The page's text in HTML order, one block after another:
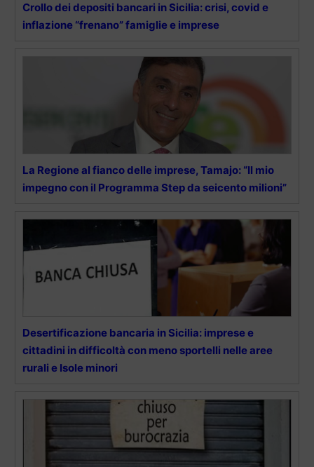
Crollo dei depositi bancari in Sicilia: crisi, covid e
inflazione “frenano” famiglie e imprese
La Regione al fianco delle imprese, Tamajo: “Il mio
impegno con il Programma Step da seicento milioni”
Desertificazione bancaria in Sicilia: imprese e
cittadini in difficoltà con meno sportelli nelle aree
rurali e Isole minori